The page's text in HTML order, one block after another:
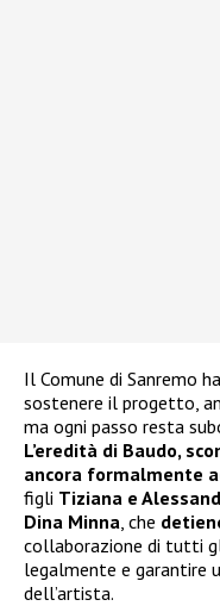
Il Comune di Sanremo
sostenere il progetto,
ma ogni passo resta
L’eredità di Baudo,
ancora formalmente
figli Tiziana e
Dina Minna , che
collaborazione di tutti
legalmente e garantire
dell’artista.